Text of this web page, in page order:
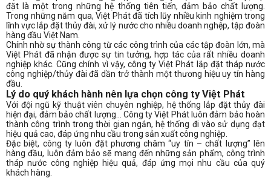
đặt là một trong những hệ thống tiên tiến, đảm bảo chất lượng.
Trong những năm qua, Việt Phát đã tích lũy nhiều kinh nghiệm trong
lĩnh vực lắp đặt thủy đài, xử lý nước cho nhiều doanh nghệp, tập đoàn
hàng đầu Việt Nam.
Chính nhờ sự thành công từ các công trình của các tập đoàn lớn, mà
Việt Phát đã nhận được sự tin tưởng, hợp tác của rất nhiều doanh
nghiệp khác. Cũng chính vì vậy, công ty Việt Phát lắp đặt tháp nước
công nghiệp/thủy đài đã dần trở thành một thương hiệu uy tín hàng
đầu.
Lý do quý khách hành nên lựa chọn công ty Việt Phát
Với đội ngũ kỹ thuật viên chuyên nghiệp, hệ thống lắp đặt thủy đài
hiện đại, đảm bảo chất lượng... Công ty Việt Phát luôn đảm bảo hoàn
thành công trình trong thời gian ngắn, hệ thống đi vào sử dụng đạt
hiệu quả cao, đáp ứng nhu cầu trong sản xuất công nghiệp.
Đặc biệt, công ty luôn đặt phương châm “uy tín – chất lượng” lên
hàng đầu, luôn đảm bảo sẽ mang đến những sản phẩm, công trình
tháp nước công nghiệp hiệu quả, đáp ứng mọi nhu cầu của quý
khách hàng.